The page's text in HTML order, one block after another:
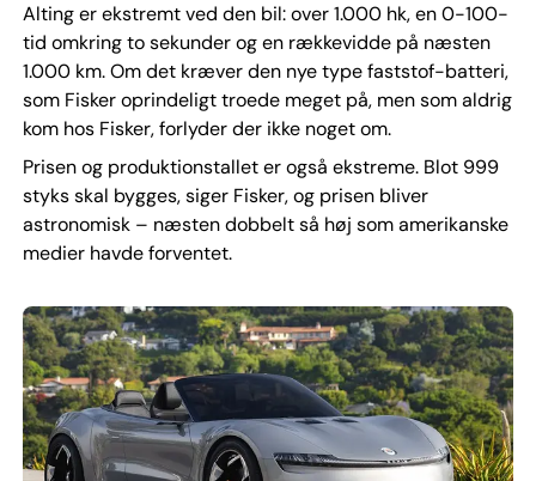
Alting er ekstremt ved den bil: over 1.000 hk, en 0-100-
tid omkring to sekunder og en rækkevidde på næsten
1.000 km. Om det kræver den nye type faststof-batteri,
som Fisker oprindeligt troede meget på, men som aldrig
kom hos Fisker, forlyder der ikke noget om.
Prisen og produktionstallet er også ekstreme. Blot 999
styks skal bygges, siger Fisker, og prisen bliver
astronomisk – næsten dobbelt så høj som amerikanske
medier havde forventet.